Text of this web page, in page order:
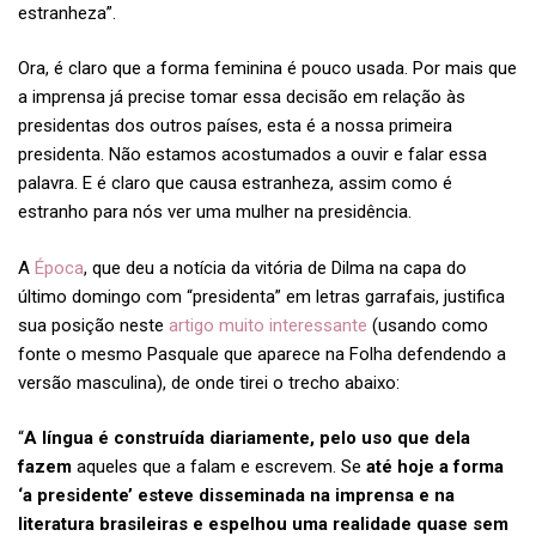
estranheza”.
Ora, é claro que a forma feminina é pouco usada. Por mais que
a imprensa já precise tomar essa decisão em relação às
presidentas dos outros países, esta é a nossa primeira
presidenta. Não estamos acostumados a ouvir e falar essa
palavra. E é claro que causa estranheza, assim como é
estranho para nós ver uma mulher na presidência.
A Época, que deu a notícia da vitória de Dilma na capa do
último domingo com “presidenta” em letras garrafais, justifica
sua posição neste artigo muito interessante (usando como
fonte o mesmo Pasquale que aparece na Folha defendendo a
versão masculina), de onde tirei o trecho abaixo:
“A língua é construída diariamente, pelo uso que dela
fazem aqueles que a falam e escrevem. Se até hoje a forma
‘a presidente’ esteve disseminada na imprensa e na
literatura brasileiras e espelhou uma realidade quase sem